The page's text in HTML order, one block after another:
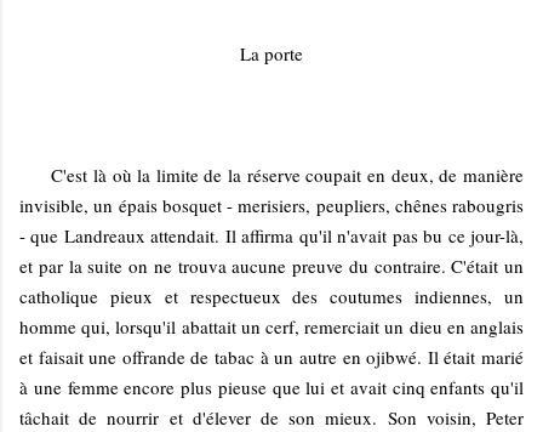
La porte
C'est là où la limite de la réserve coupait en deux, de manière
invisible, un épais bosquet - merisiers, peupliers, chênes rabougris
- que Landreaux attendait. Il affirma qu'il n'avait pas bu ce jour-là,
et par la suite on ne trouva aucune preuve du contraire. C'était un
catholique pieux et respectueux des coutumes indiennes, un
homme qui, lorsqu'il abattait un cerf, remerciait un dieu en anglais
et faisait une offrande de tabac à un autre en ojibwé. Il était marié
à une femme encore plus pieuse que lui et avait cinq enfants qu'il
tâchait de nourrir et d'élever de son mieux. Son voisin, Peter